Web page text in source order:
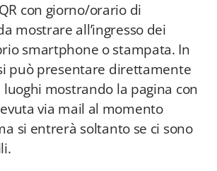
con giorno/orario di
mostrare all’ingresso dei
smartphone o stampata. In
può presentare direttamente
luoghi mostrando la pagina con
via mail al momento
si entrerà soltanto se ci sono